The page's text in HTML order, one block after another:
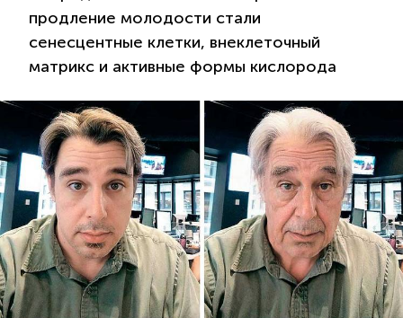
продление молодости стали
сенесцентные клетки, внеклеточный
матрикс и активные формы кислорода